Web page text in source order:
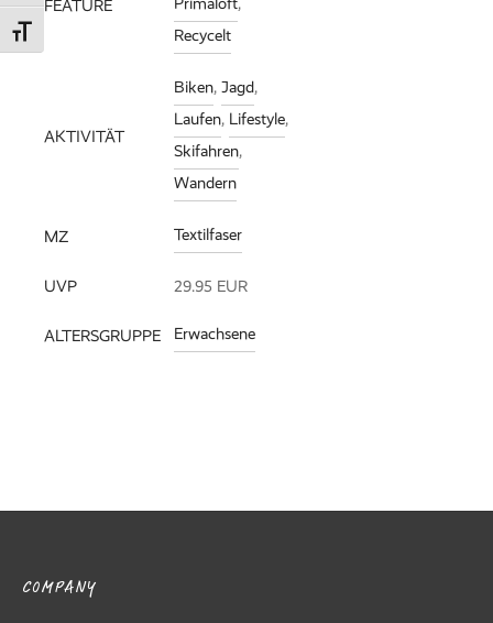
Schrift vergrößern
FEATURE
Recycelt
AKTIVITÄT
Biken, Jagd,
Laufen, Lifestyle,
Skifahren,
Wandern
MZ Textilfaser
UVP 29.95 EUR
ALTERSGRUPPE Erwachsene
COMPANY